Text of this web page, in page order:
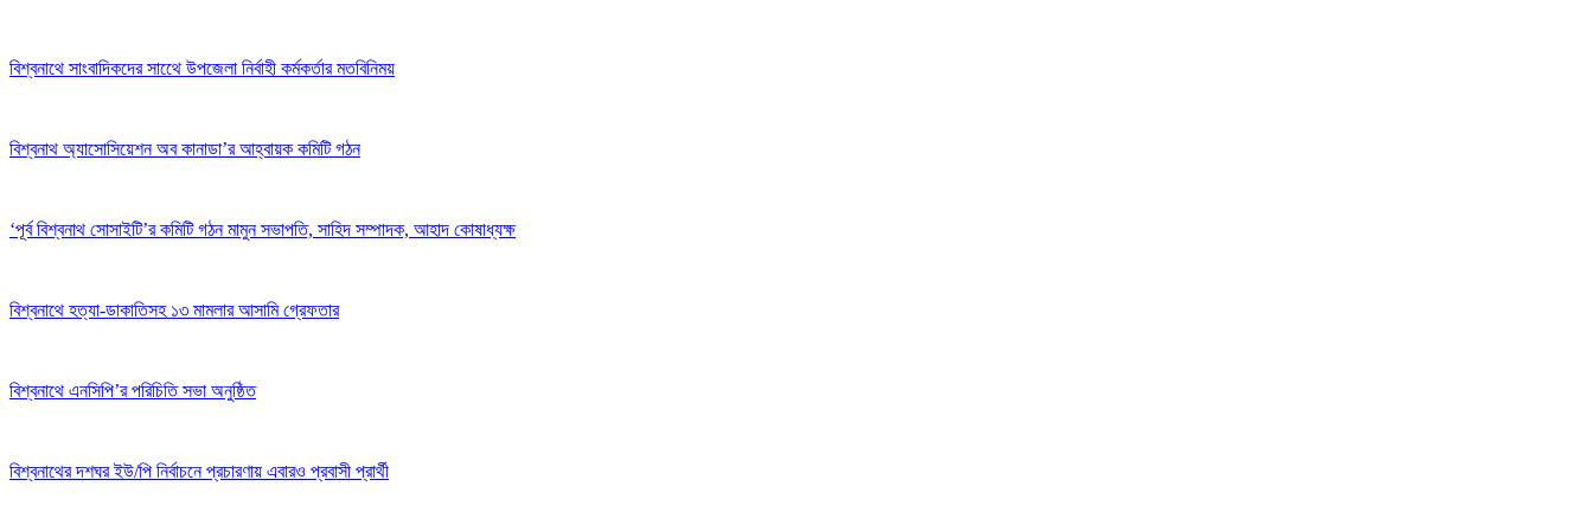
বিশ্বনাথে সাংবাদিকদের সাথেে উপজেলা নির্বাহী কর্মকর্তার মতবিনিময়
বিশ্বনাথ অ্যাসোসিয়েশন অব কানাডা’র আহ্বায়ক কমিটি গঠন
‘পূর্ব বিশ্বনাথ সোসাইটি’র কমিটি গঠন মামুন সভাপতি, সাহিদ সম্পাদক, আহাদ কোষাধ্যক্ষ
বিশ্বনাথে হত্যা-ডাকাতিসহ ১৩ মামলার আসামি গ্রেফতার
বিশ্বনাথে এনসিপি’র পরিচিতি সভা অনুষ্ঠিত
বিশ্বনাথের দশঘর ইউ/পি নির্বাচনে প্রচারণায় এবারও প্রবাসী প্রার্থী